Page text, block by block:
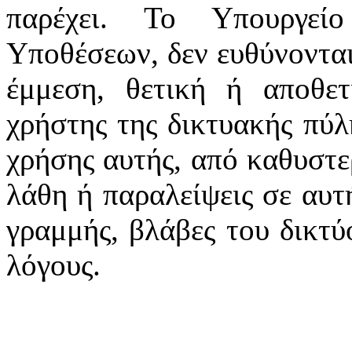
παρέχει. Το
Υποθέσεων, δεν
έμμεση, θετική ή
χρήστης της δικτυακής
χρήσης αυτής, από
λάθη ή παραλείψεις σε
γραμμής, βλάβες του
λόγους.